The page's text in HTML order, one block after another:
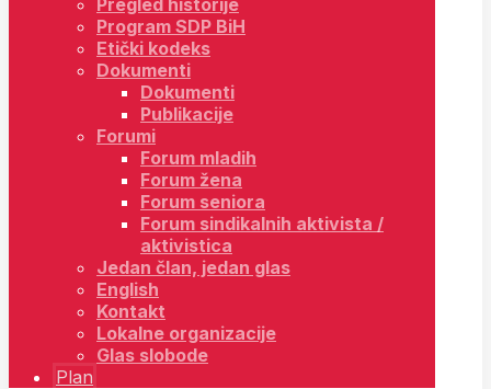
Pregled historije
Program SDP BiH
Etički kodeks
Dokumenti
Dokumenti
Publikacije
Forumi
Forum mladih
Forum žena
Forum seniora
Forum sindikalnih aktivista /
aktivistica
Jedan član, jedan glas
English
Kontakt
Lokalne organizacije
Glas slobode
Plan